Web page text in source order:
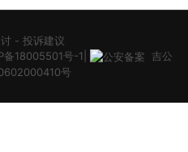
- 投诉建议
备18005501号-1
吉公
号